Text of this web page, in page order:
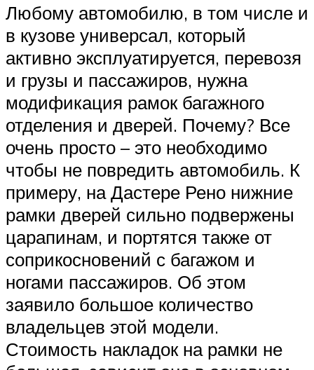
Любому автомобилю, в том числе и
в кузове универсал, который
активно эксплуатируется, перевозя
и грузы и пассажиров, нужна
модификация рамок багажного
отделения и дверей. Почему? Все
очень просто – это необходимо
чтобы не повредить автомобиль. К
примеру, на Дастере Рено нижние
рамки дверей сильно подвержены
царапинам, и портятся также от
соприкосновений с багажом и
ногами пассажиров. Об этом
заявило большое количество
владельцев этой модели.
Стоимость накладок на рамки не